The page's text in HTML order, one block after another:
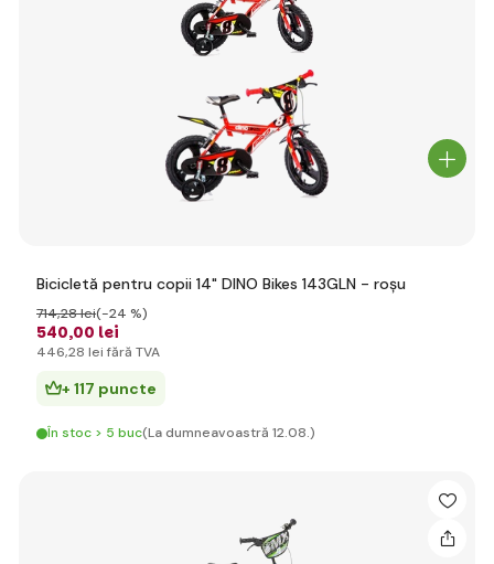
Bicicletă pentru copii 14" DINO Bikes 143GLN - roșu
540,00 lei
714,28 lei(-24 %)
446,28 lei fără TVA
+ 117 puncte
În stoc > 5 buc(La dumneavoastră 12.08.)